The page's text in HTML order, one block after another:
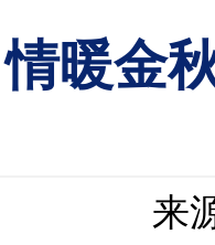
情暖金
来